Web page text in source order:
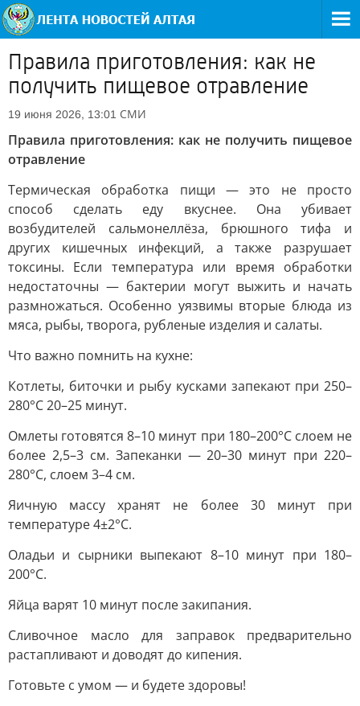
Правила приготовления: как не
получить пищевое отравление
19 июня 2026, 13:01 СМИ
Правила приготовления: как не получить пищевое
отравление
Термическая обработка пищи — это не просто
способ сделать еду вкуснее. Она убивает
возбудителей сальмонеллёза, брюшного тифа и
других кишечных инфекций, а также разрушает
токсины. Если температура или время обработки
недостаточны — бактерии могут выжить и начать
размножаться. Особенно уязвимы вторые блюда из
мяса, рыбы, творога, рубленые изделия и салаты.
Что важно помнить на кухне:
Котлеты, биточки и рыбу кусками запекают при 250–
280°C 20–25 минут.
Омлеты готовятся 8–10 минут при 180–200°C слоем не
более 2,5–3 см. Запеканки — 20–30 минут при 220–
280°C, слоем 3–4 см.
Яичную массу хранят не более 30 минут при
температуре 4±2°C.
Оладьи и сырники выпекают 8–10 минут при 180–
200°C.
Яйца варят 10 минут после закипания.
Сливочное масло для заправок предварительно
растапливают и доводят до кипения.
Готовьте с умом — и будете здоровы!